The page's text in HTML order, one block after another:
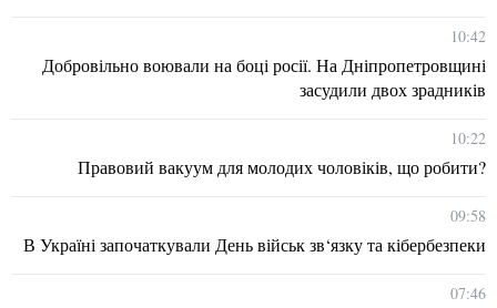
10:42
Добровільно воювали на боці росії. На Дніпропетровщині
засудили двох зрадників
10:22
Правовий вакуум для молодих чоловіків, що робити?
09:58
В Україні започаткували День військ зв‘язку та кібербезпеки
07:46